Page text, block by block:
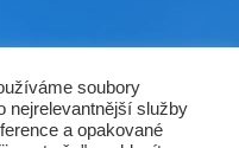
soubory
nejrelevantnější služby
a opakované